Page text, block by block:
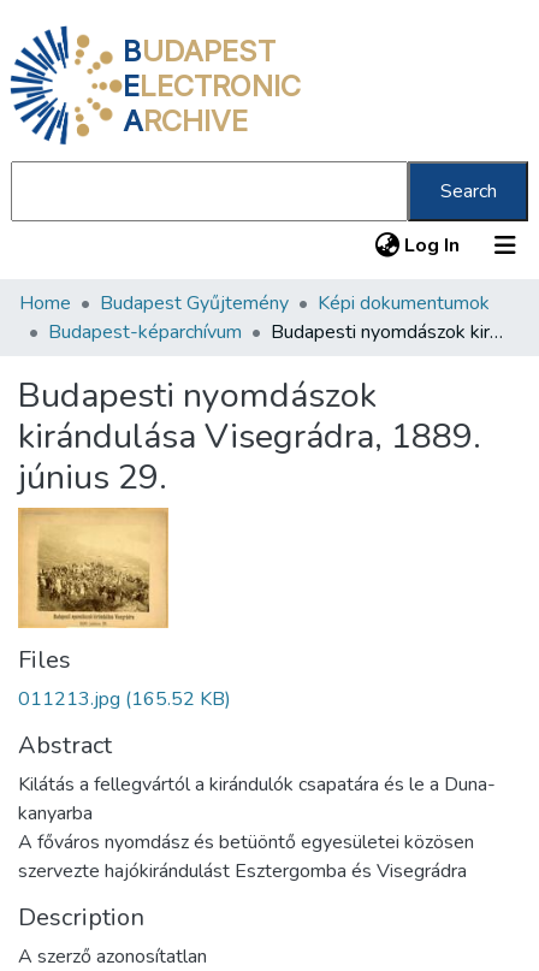
BUDAPEST
ELECTRONIC
ARCHIVE
Search
Log In (current)
Communities & Collections
Statistics
About us
Home Budapest Gyűjtemény
Képi dokumentumok
Budapest-képarchívum
Budapesti nyomdászok kirándulása Visegrádra, 1889. június 29.
Budapesti nyomdászok
kirándulása Visegrádra, 1889.
június 29.
Files
011213.jpg (165.52 KB)
Abstract
Kilátás a fellegvártól a kirándulók csapatára és le a Duna-
kanyarba
A főváros nyomdász és betüöntő egyesületei közösen
szervezte hajókirándulást Esztergomba és Visegrádra
Description
A szerző azonosítatlan